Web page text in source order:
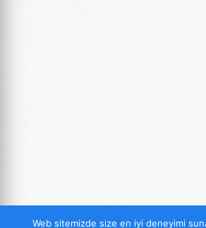
Web sitemizde size en iyi deneyimi